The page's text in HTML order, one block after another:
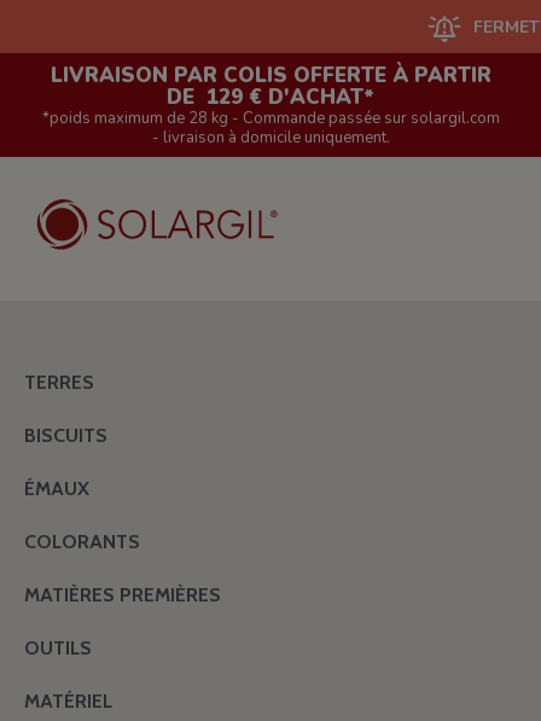
LIVRAISON PAR COLIS OFFERTE À PARTIR
DE 129 € D'ACHAT*
*poids maximum de 28 kg - Commande passée sur solargil.com
- livraison à domicile uniquement.
TERRES
BISCUITS
ÉMAUX
COLORANTS
MATIÈRES PREMIÈRES
OUTILS
MATÉRIEL